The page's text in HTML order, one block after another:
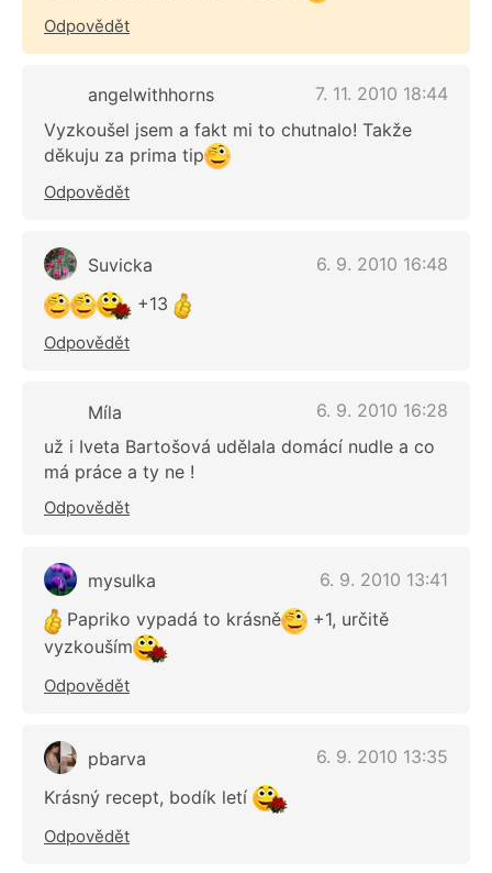
Odpovědět
angelwithhorns
7. 11. 2010 18:44
Vyzkoušel jsem a fakt mi to chutnalo! Takže
děkuju za prima tip
Odpovědět
Suvicka
6. 9. 2010 16:48
+13
Odpovědět
Míla
6. 9. 2010 16:28
už i Iveta Bartošová udělala domácí nudle a co
má práce a ty ne !
Odpovědět
mysulka
6. 9. 2010 13:41
Papriko vypadá to krásně
+1, určitě
vyzkouším
Odpovědět
pbarva
6. 9. 2010 13:35
Krásný recept, bodík letí
Odpovědět